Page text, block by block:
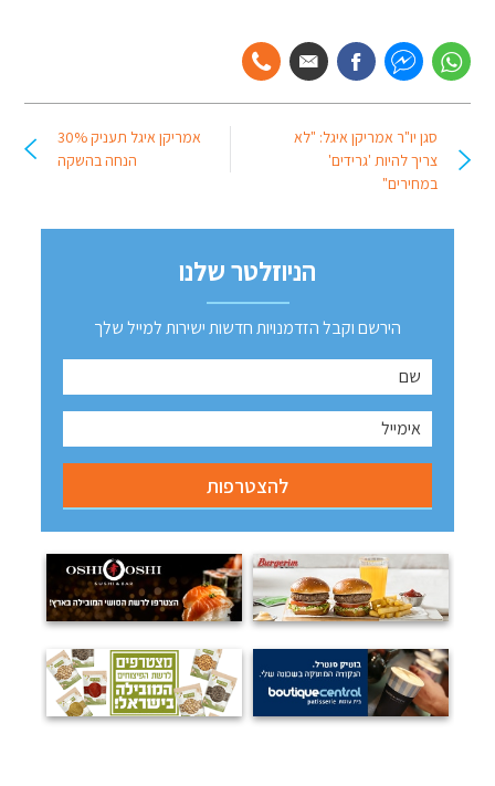
סגן יו"ר אמריקן איגל: "לא
צריך להיות 'גרידים'
במחירים"
אמריקן איגל תעניק 30%
הנחה בהשקה
הניוזלטר שלנו
הירשם וקבל הזדמנויות חדשות ישירות למייל שלך